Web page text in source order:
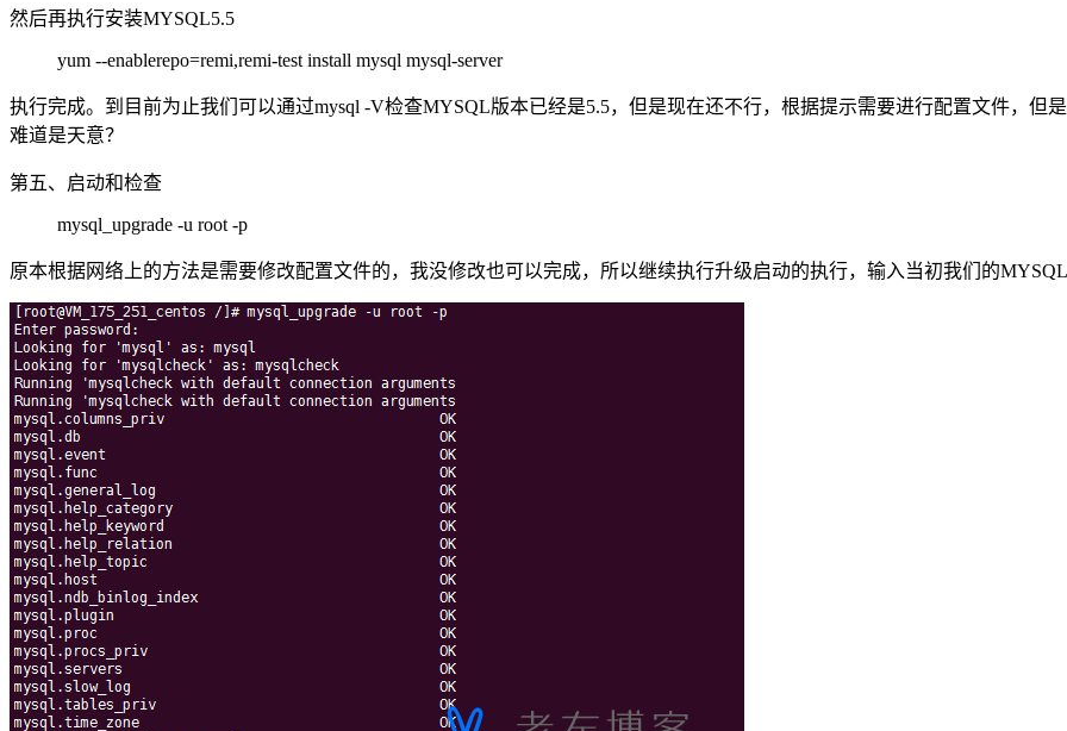
然后再执行安装MYSQL5.5
yum --enablerepo=remi,remi-test install mysql mysql-server
执行完成。到目前为止我们可以通过mysql -V检查MYSQL版本已经是5.5，但是现在还不行，根据提示需要进行配置文件，但
难道是天意？
第五、启动和检查
mysql_upgrade -u root -p
原本根据网络上的方法是需要修改配置文件的，我没修改也可以完成，所以继续执行升级启动的执行，输入当初我们的